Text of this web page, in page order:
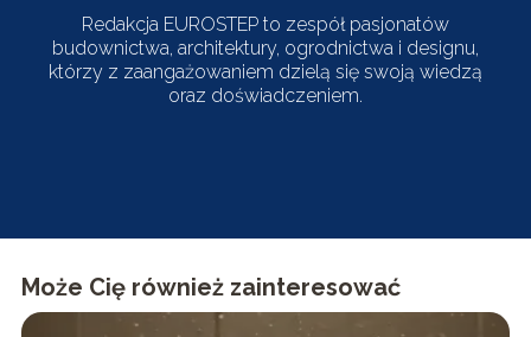
Redakcja EUROSTEP to zespół pasjonatów
budownictwa, architektury, ogrodnictwa i designu,
którzy z zaangażowaniem dzielą się swoją wiedzą
oraz doświadczeniem.
Może Cię również zainteresować